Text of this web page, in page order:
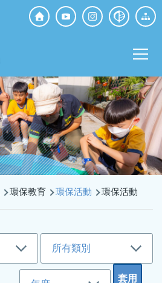
Top
Social
環保教育 環保活動 環保活動